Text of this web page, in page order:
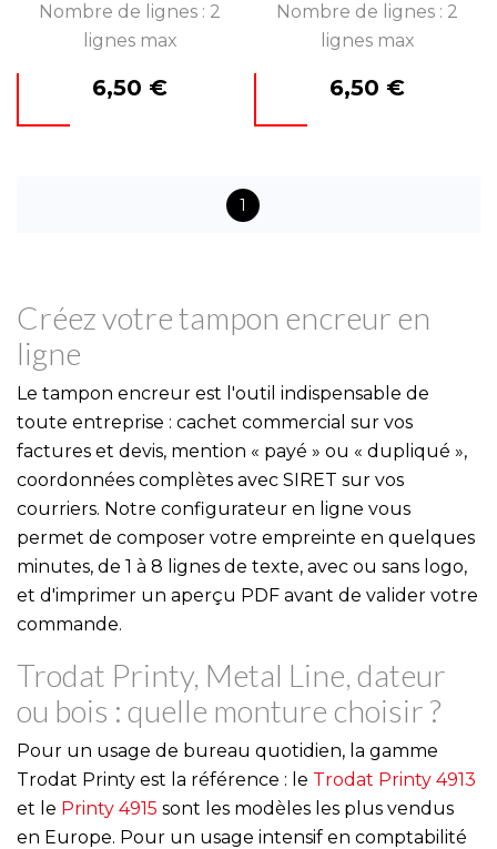
Nombre de lignes : 2
lignes max
Prix
6,50 €
Nombre de lignes : 2
lignes max
Prix
6,50 €
1
Créez votre tampon encreur en
ligne
Le tampon encreur est l'outil indispensable de
toute entreprise : cachet commercial sur vos
factures et devis, mention « payé » ou « dupliqué »,
coordonnées complètes avec SIRET sur vos
courriers. Notre configurateur en ligne vous
permet de composer votre empreinte en quelques
minutes, de 1 à 8 lignes de texte, avec ou sans logo,
et d'imprimer un aperçu PDF avant de valider votre
commande.
Trodat Printy, Metal Line, dateur
ou bois : quelle monture choisir ?
Pour un usage de bureau quotidien, la gamme
Trodat Printy est la référence : le Trodat Printy 4913
et le Printy 4915 sont les modèles les plus vendus
en Europe. Pour un usage intensif en comptabilité